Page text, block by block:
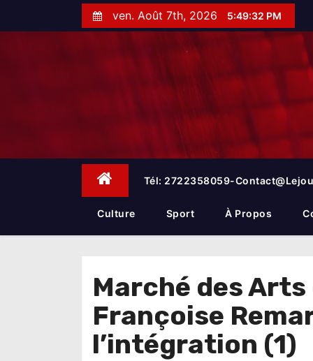
t
ven. Août 7th, 2026 5:49:33 PM
Tél: 2722358059-
Culture Sport À Propos
Marché des
Françoise
l’intégration (1)